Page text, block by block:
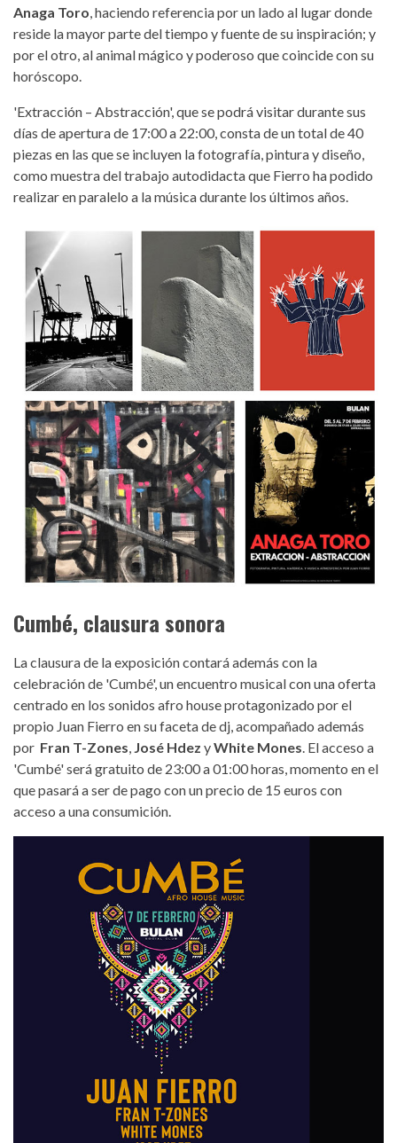
Anaga Toro, haciendo referencia por un lado al lugar donde
reside la mayor parte del tiempo y fuente de su inspiración; y
por el otro, al animal mágico y poderoso que coincide con su
horóscopo.
'Extracción – Abstracción', que se podrá visitar durante sus
días de apertura de 17:00 a 22:00, consta de un total de 40
piezas en las que se incluyen la fotografía, pintura y diseño,
como muestra del trabajo autodidacta que Fierro ha podido
realizar en paralelo a la música durante los últimos años.
extraccion-astraccion.jpg
Cumbé, clausura sonora
La clausura de la exposición contará además con la
celebración de 'Cumbé', un encuentro musical con una oferta
centrado en los sonidos afro house protagonizado por el
propio Juan Fierro en su faceta de dj, acompañado además
por Fran T-Zones, José Hdez yWhite Mones. El acceso a
'Cumbé' será gratuito de 23:00 a 01:00 horas, momento en el
que pasará a ser de pago con un precio de 15 euros con
acceso a una consumición.
cumbe-juan-fierro-bulan.jpg